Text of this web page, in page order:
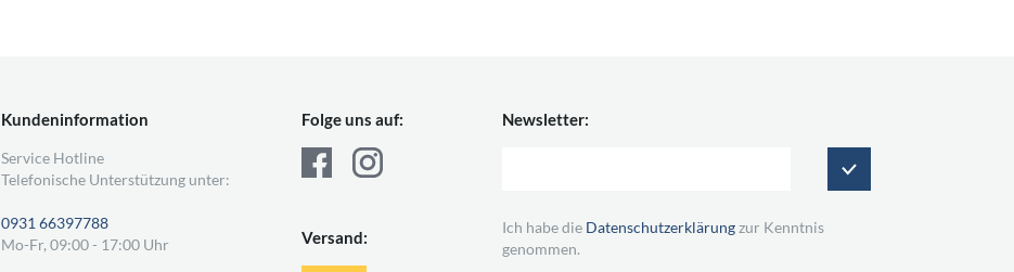
Kundeninformation
Service Hotline
Telefonische Unterstützung unter:
0931 66397788
Mo-Fr, 09:00 - 17:00 Uhr
Folge uns auf:
Versand:
Newsletter:
Ich habe die Datenschutzerklärungzur Kenntnis
genommen.